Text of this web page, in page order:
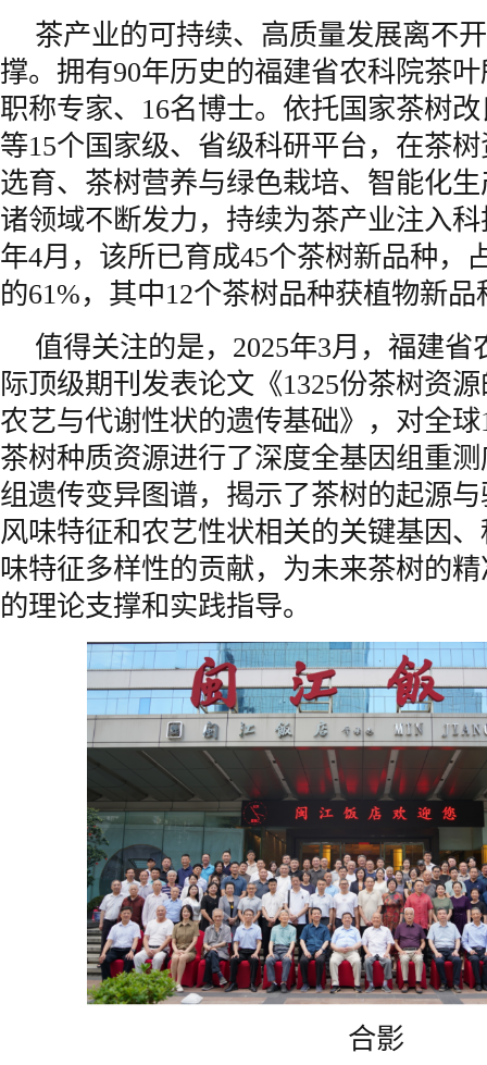
茶产业的可持续、高质量发展离不
撑。拥有90年历史的福建省农科院茶
职称专家、16名博士。依托国家茶树
等15个国家级、省级科研平台，在茶
选育、茶树营养与绿色栽培、智能化
诸领域不断发力，持续为茶产业注入
年4月，该所已育成45个茶树新品种，
的61%，其中12个茶树品种获植物新
值得关注的是，2025年3月，福建省
际顶级期刊发表论文《1325份茶树资
农艺与代谢性状的遗传基础》，对全
茶树种质资源进行了深度全基因组重
组遗传变异图谱，揭示了茶树的起源
风味特征和农艺性状相关的关键基因
味特征多样性的贡献，为未来茶树的
的理论支撑和实践指导。
合影